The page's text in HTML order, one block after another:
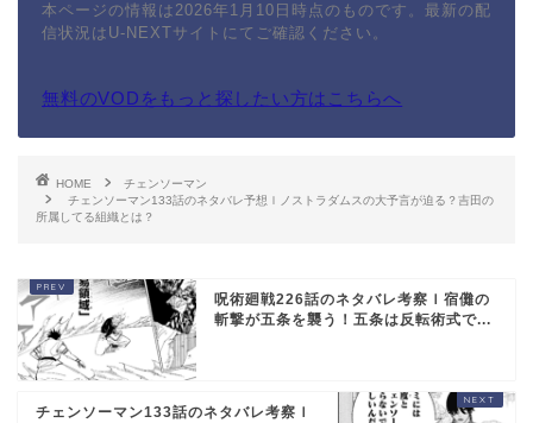
本ページの情報は2026年1月10日時点のものです。最新の配
信状況はU-NEXTサイトにてご確認ください。
無料のVODをもっと探したい方はこちらへ
HOME
チェンソーマン
チェンソーマン133話のネタバレ予想ｌノストラダムスの大予言が迫る？吉田の
所属してる組織とは？
呪術廻戦226話のネタバレ考察ｌ宿儺の
斬撃が五条を襲う！五条は反転術式で...
チェンソーマン133話のネタバレ考察ｌ